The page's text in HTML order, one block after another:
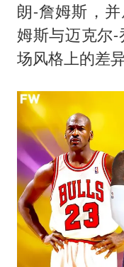
朗-詹姆斯，
姆斯与迈克尔
场风格上的差异